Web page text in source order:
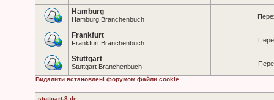
Hamburg
Hamburg Branchenbuch
Frankfurt
Frankfurt Branchenbuch
Stuttgart
Stuttgart Branchenbuch
Видалити встановлені форумом файли cookie
stuttgart-3.de